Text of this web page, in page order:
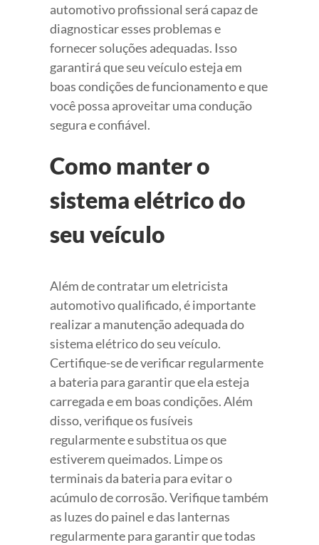
automotivo profissional será capaz de
diagnosticar esses problemas e
fornecer soluções adequadas. Isso
garantirá que seu veículo esteja em
boas condições de funcionamento e que
você possa aproveitar uma condução
segura e confiável.
Como manter o
sistema elétrico do
seu veículo
Além de contratar um eletricista
automotivo qualificado, é importante
realizar a manutenção adequada do
sistema elétrico do seu veículo.
Certifique-se de verificar regularmente
a bateria para garantir que ela esteja
carregada e em boas condições. Além
disso, verifique os fusíveis
regularmente e substitua os que
estiverem queimados. Limpe os
terminais da bateria para evitar o
acúmulo de corrosão. Verifique também
as luzes do painel e das lanternas
regularmente para garantir que todas